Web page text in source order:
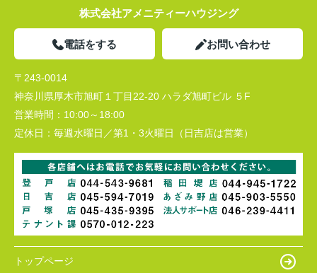
株式会社アメニティーハウジング
電話をする お問い合わせ
〒243-0014
神奈川県厚木市旭町１丁目22-20 ハラダ旭町ビル ５F
営業時間： 10:00～18:00
定休日： 毎週水曜日／第1・3火曜日（日吉店は営業）
トップページ